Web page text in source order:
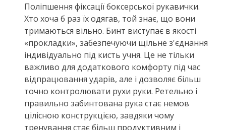
Поліпшення фіксації боксерської рукавички.
Хто хоча б раз їх одягав, той знає, що вони
тримаються вільно. Бинт виступає в якості
«прокладки», забезпечуючи щільне з'єднання
індивідуально під кисть учня. Це не тільки
важливо для додаткового комфорту під час
відпрацювання ударів, але і дозволяє більш
точно контролювати рухи руки. Ретельно і
правильно забинтована рука стає немов
цілісною конструкцією, завдяки чому
тренування стає більш продуктивним і